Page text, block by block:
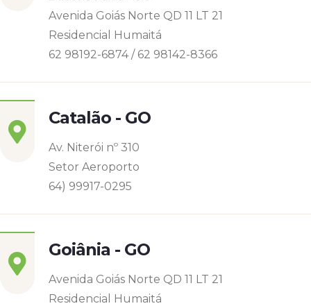
Avenida Goiás Norte QD 11 LT 21
Residencial Humaitá
62 98192-6874 / 62 98142-8366
Catalão - GO
Av. Niterói nº 310
Setor Aeroporto
64) 99917-0295
Goiânia - GO
Avenida Goiás Norte QD 11 LT 21
Residencial Humaitá